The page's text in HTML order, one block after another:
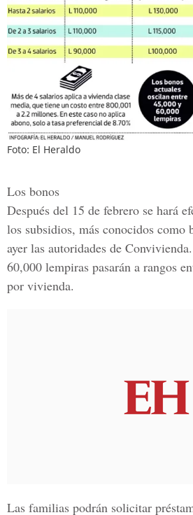
Foto: El Heraldo
Los bonos
Después del 15 de febrero se hará
los subsidios, más conocidos como
ayer las autoridades de
60,000 lempiras pasarán a rangos
por vivienda.
Las familias podrán solicitar